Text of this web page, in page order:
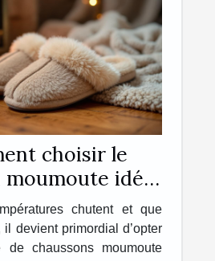
choisir le
moumoute idéal
l'hiver ?chutent et que
il devient primordial d’opter
de chaussons moumoute